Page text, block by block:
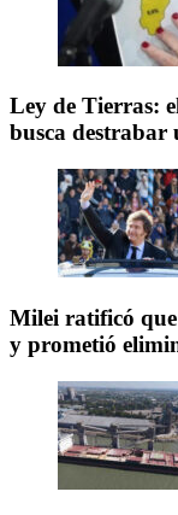
Ley de Tierras:
busca destrabar
Milei ratificó
y prometió